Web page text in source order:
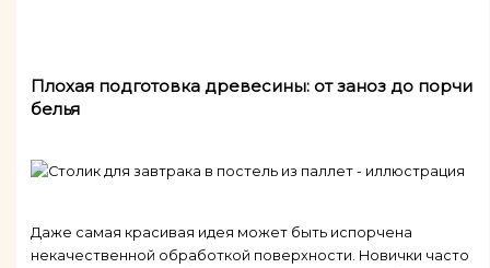
Плохая подготовка древесины: от заноз до порчи
белья
Даже самая красивая идея может быть испорчена
некачественной обработкой поверхности. Новички часто